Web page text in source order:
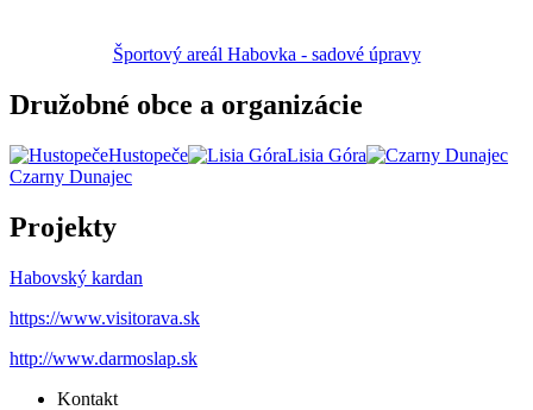
Športový areál Habovka - sadové úpravy
Družobné obce a organizácie
Hustopeče
Lisia Góra
Czarny Dunajec
Projekty
Habovský kardan
https://www.visitorava.sk
http://www.darmoslap.sk
Kontakt